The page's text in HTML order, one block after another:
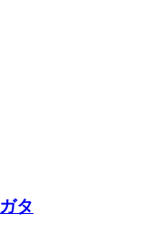
タ